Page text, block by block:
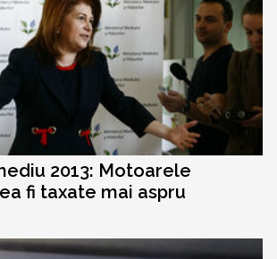
2013: Motoarele
fi taxate mai aspru